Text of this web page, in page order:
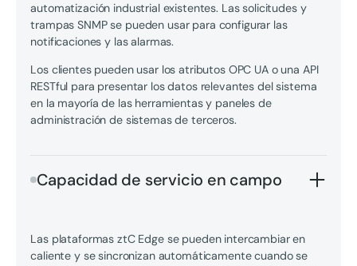
automatización industrial existentes. Las solicitudes y
trampas SNMP se pueden usar para configurar las
notificaciones y las alarmas.
Los clientes pueden usar los atributos OPC UA o una API
RESTful para presentar los datos relevantes del sistema
en la mayoría de las herramientas y paneles de
administración de sistemas de terceros.
Capacidad de servicio en campo
Las plataformas ztC Edge se pueden intercambiar en
caliente y se sincronizan automáticamente cuando se